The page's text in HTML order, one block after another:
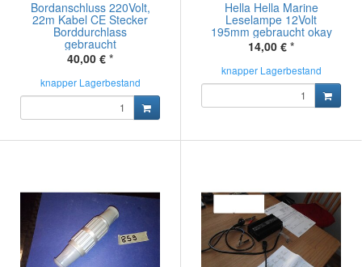
Bordanschluss 220Volt,
22m Kabel CE Stecker
Borddurchlass
gebraucht
40,00 € *
knapper Lagerbestand
Hella Hella Marine
Leselampe 12Volt
195mm gebraucht okay
14,00 € *
knapper Lagerbestand